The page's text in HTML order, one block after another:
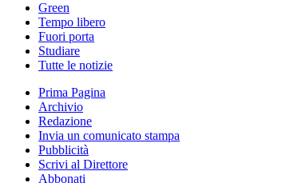
Green
Tempo libero
Fuori porta
Studiare
Tutte le notizie
Prima Pagina
Archivio
Redazione
Invia un comunicato stampa
Pubblicità
Scrivi al Direttore
Abbonati